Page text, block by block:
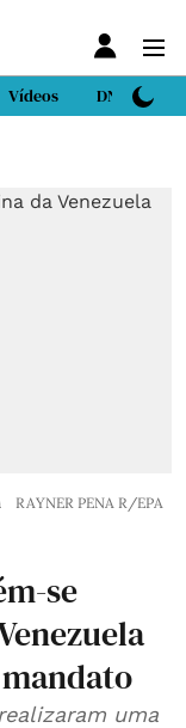
Vídeos DN Sport
RAYNER PENA R/EPA
se
uma